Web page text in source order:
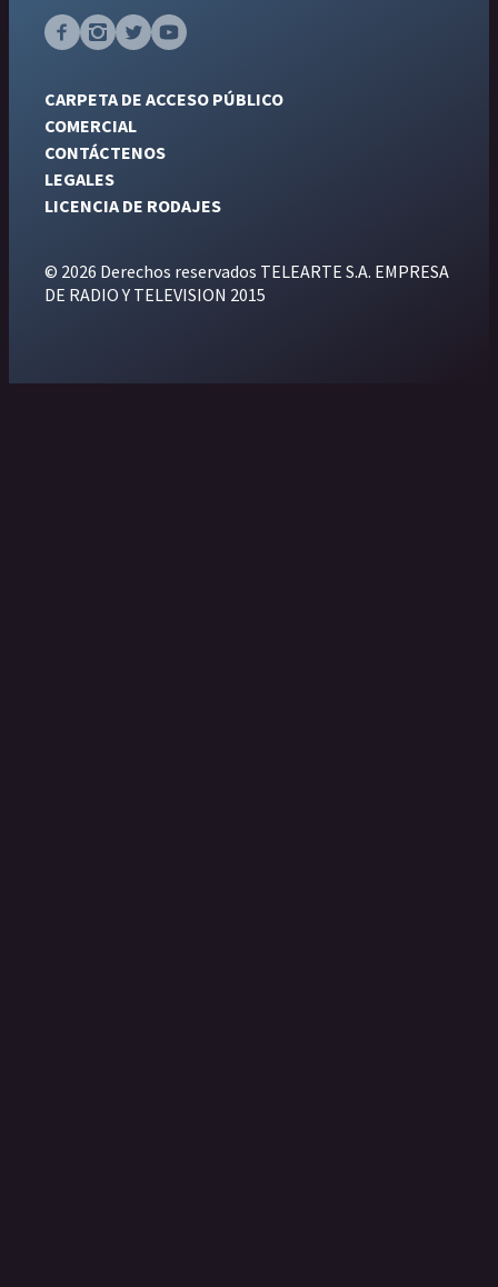
CARPETA DE ACCESO PÚBLICO
COMERCIAL
CONTÁCTENOS
LEGALES
LICENCIA DE RODAJES
© 2026 Derechos reservados TELEARTE S.A. EMPRESA
DE RADIO Y TELEVISION 2015